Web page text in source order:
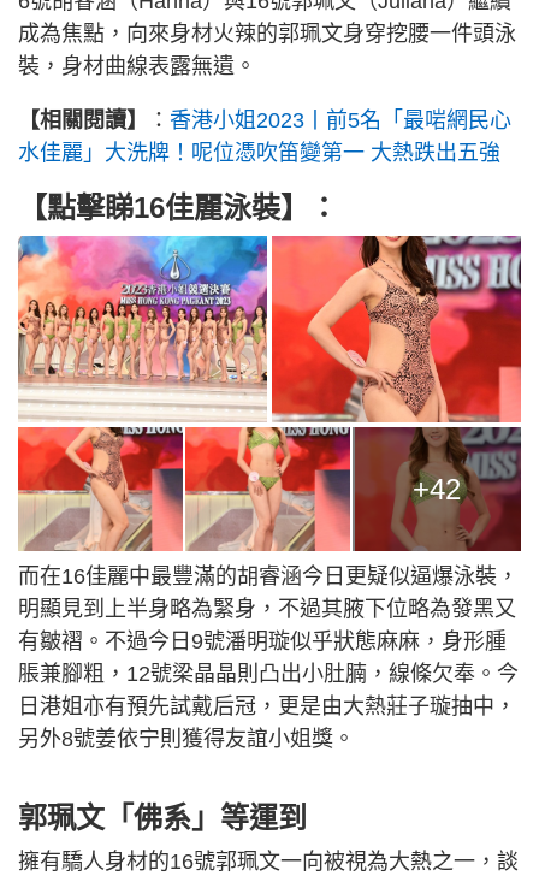
成為焦點，向來身材火辣的郭珮文身穿挖腰一件頭泳
裝，身材曲線表露無遺。
【相關閱讀】 ： 香港小姐2023丨前5名「最啱網民心
水佳麗」大洗牌！呢位憑吹笛變第一 大熱跌出五強
【點擊睇16佳麗泳裝】：
+42
而在16佳麗中最豐滿的胡睿涵今日更疑似逼爆泳裝，
明顯見到上半身略為緊身，不過其腋下位略為發黑又
有皺褶。不過今日9號潘明璇似乎狀態麻麻，身形腫
脹兼腳粗，12號梁晶晶則凸出小肚腩，線條欠奉。今
日港姐亦有預先試戴后冠，更是由大熱莊子璇抽中，
另外8號姜依宁則獲得友誼小姐獎。
郭珮文「佛系」等運到
擁有驕人身材的16號郭珮文一向被視為大熱之一，談